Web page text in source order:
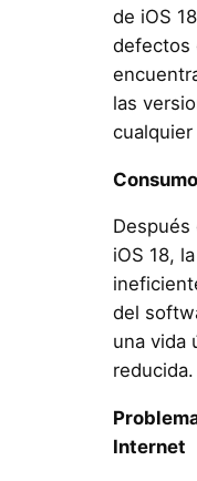
de iOS
defectos
las
Después
iOS 18,
del
una vida
reducida.
Internet